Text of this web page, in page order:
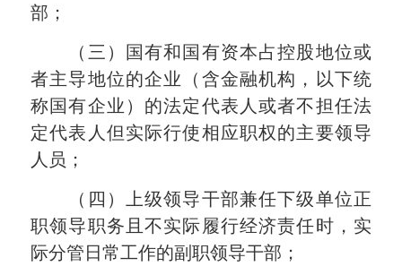
部；
（三）国有和国有资本占控股地位或
者主导地位的企业（含金融机构，以下统
称国有企业）的法定代表人或者不担任法
定代表人但实际行使相应职权的主要领导
人员；
（四）上级领导干部兼任下级单位正
职领导职务且不实际履行经济责任时，实
际分管日常工作的副职领导干部；